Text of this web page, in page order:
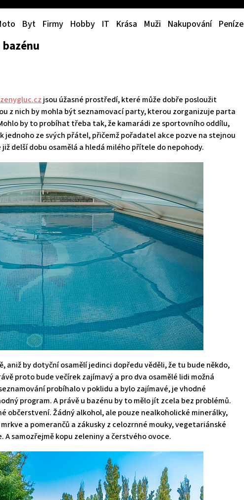
Byt Firmy Hobby IT Krása Muži Nakupování Peníze
bazénu
jsou úžasné prostředí, které může dobře posloužit
z nich by mohla být seznamovací party, kterou zorganizuje parta
by to probíhat třeba tak, že kamarádi ze sportovního oddílu,
jednoho ze svých přátel, přičemž pořadatel akce pozve na stejnou
delší dobu osamělá a hledá milého přítele do nepohody.
aniž by dotyční osamělí jedinci dopředu věděli, že tu bude někdo,
proto bude večírek zajímavý a pro dva osamělé lidi možná
probíhalo v poklidu a bylo zajímavé, je vhodné
program. A právě u bazénu by to mělo jít zcela bez problémů.
občerstvení. Žádný alkohol, ale pouze nealkoholické minerálky,
a pomerančů a zákusky z celozrnné mouky, vegetariánské
A samozřejmě kopu zeleniny a čerstvého ovoce.